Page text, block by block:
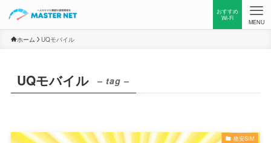
おすすめ
Wi-Fi
MENU
ホーム UQモバイル
UQモバイル – tag –
格安SIM